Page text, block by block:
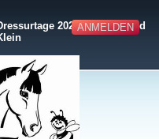
ANMELDEN
2025 für Groß und